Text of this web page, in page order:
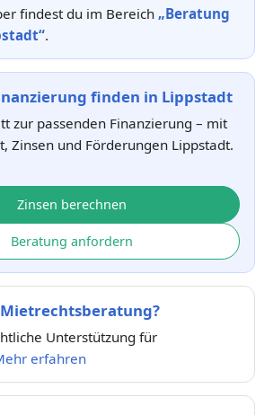
findest du im Bereich „Beratung
.
finden in Lippstadt
zur passenden Finanzierung – mit
Zinsen und Förderungen Lippstadt.
Zinsen berechnen
Beratung anfordern
Unterstützung für
erfahren